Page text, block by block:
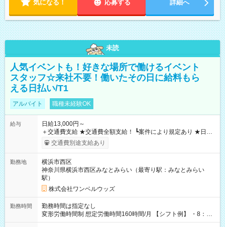
気になる！ 応募する 詳細へ
未読
人気イベントも！好きな場所で働けるイベント
スタッフ☆来社不要！働いたその日に給料もら
える日払い/T1
アルバイト 職種未経験OK
給与
日給13,000円～
＋交通費支給 ★交通費全額支給！ ┗案件により規定あり ★日払
いOK！（規定あり） ┗働いたその日に現金GET♪ お仕事後はコ
ンビニATMから 日払い分を引き落とせます！ 【試用期間】試
交通費別途支給あり
勤務地
横浜市西区
神奈川県横浜市西区みなとみらい（最寄り駅：みなとみらい
駅）
株式会社ワンベルウッズ
勤務時間
勤務時間は指定なし
変形労働時間制 想定労働時間160時間/月 【シフト例】 ・8：00
～21：00